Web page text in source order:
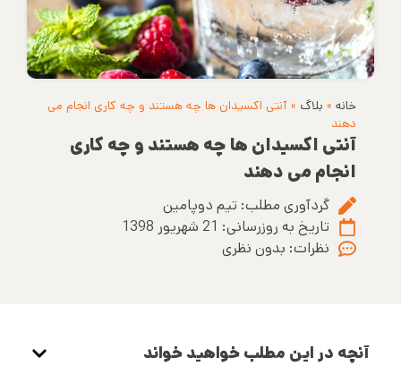
خانه » بلاگ » آنتی اکسیدان ها چه هستند و چه کاری انجام می
دهند
آنتی اکسیدان ها چه هستند و چه کاری
انجام می دهند
گردآوری مطلب: تیم دوپامین
تاریخ به روزرسانی: 21 شهریور 1398
نظرات: بدون نظری
آنچه در این مطلب خواهید خواند